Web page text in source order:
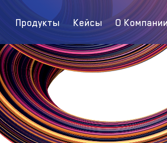
Продукты Кейсы О